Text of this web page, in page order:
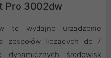
Pro 3002dw
to wydajne urządzenie
zespołów liczących do 7
dynamicznych środowisk